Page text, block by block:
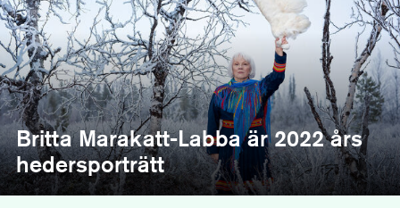
Britta Marakatt-Labba är 2022 års
hedersporträtt